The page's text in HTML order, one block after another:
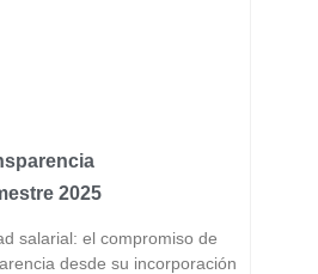
2025
salarial: el compromiso de
desde su incorporación